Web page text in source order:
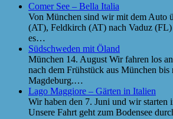
Comer See – Bella Italia
Von München sind wir mit dem Auto
(AT), Feldkirch (AT) nach Vaduz
es…
Südschweden mit Öland
München 14. August Wir fahren los
nach dem Frühstück aus München bis
Magdeburg.…
Lago Maggiore – Gärten in Italien
Wir haben den 7. Juni und wir starten
Unsere Fahrt geht zum Bodensee